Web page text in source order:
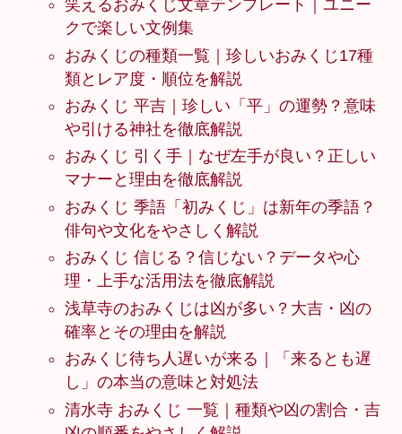
笑えるおみくじ文章テンプレート｜ユニー
クで楽しい文例集
おみくじの種類一覧｜珍しいおみくじ17種
類とレア度・順位を解説
おみくじ 平吉｜珍しい「平」の運勢？意味
や引ける神社を徹底解説
おみくじ 引く手｜なぜ左手が良い？正しい
マナーと理由を徹底解説
おみくじ 季語「初みくじ」は新年の季語？
俳句や文化をやさしく解説
おみくじ 信じる？信じない？データや心
理・上手な活用法を徹底解説
浅草寺のおみくじは凶が多い？大吉・凶の
確率とその理由を解説
おみくじ待ち人遅いが来る｜「来るとも遅
し」の本当の意味と対処法
清水寺 おみくじ 一覧｜種類や凶の割合・吉